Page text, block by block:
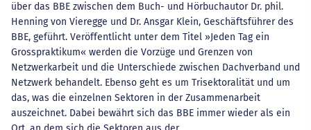
über das BBE zwischen dem Buch- und Hörbuchautor Dr. phil.
Henning von Vieregge und Dr. Ansgar Klein, Geschäftsführer des
BBE, geführt. Veröffentlicht unter dem Titel »Jeden Tag ein
Grosspraktikum« werden die Vorzüge und Grenzen von
Netzwerkarbeit und die Unterschiede zwischen Dachverband und
Netzwerk behandelt. Ebenso geht es um Trisektoralität und um
das, was die einzelnen Sektoren in der Zusammenarbeit
auszeichnet. Dabei bewährt sich das BBE immer wieder als ein